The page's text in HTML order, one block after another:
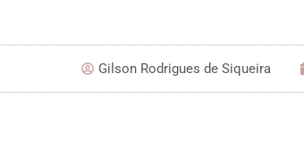
Gilson Rodrigues de Siqueira